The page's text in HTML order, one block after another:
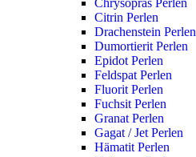
Chrysopras Perlen
Citrin Perlen
Drachenstein Perlen
Dumortierit Perlen
Epidot Perlen
Feldspat Perlen
Fluorit Perlen
Fuchsit Perlen
Granat Perlen
Gagat / Jet Perlen
Hämatit Perlen